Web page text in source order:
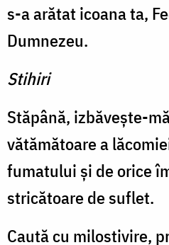
s-a arătat icoana ta,
Dumnezeu.
Stihiri
Stăpână, izbăvește-
vătămătoare a
fumatului și de orice
stricătoare de suflet.
Caută cu milostivire,